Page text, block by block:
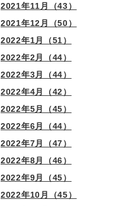
2021年11月（43）
2021年12月（50）
2022年1月（51）
2022年2月（44）
2022年3月（44）
2022年4月（42）
2022年5月（45）
2022年6月（44）
2022年7月（47）
2022年8月（46）
2022年9月（45）
2022年10月（45）